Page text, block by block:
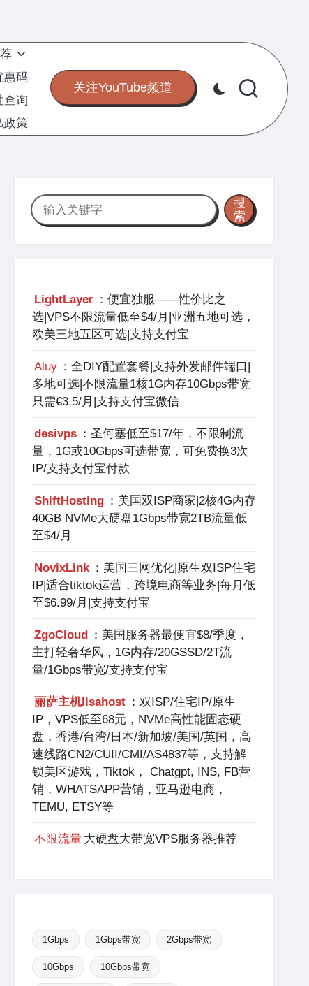
惠码
查询
政策
关注YouTube频道
搜
索
搜
索
LightLayer ：便宜独服——性价比之
选|VPS不限流量低至$4/月|亚洲五地可选，
欧美三地五区可选|支持支付宝
Aluy ：全DIY配置套餐|支持外发邮件端口|
多地可选|不限流量1核1G内存10Gbps带宽
只需€3.5/月|支持支付宝微信
desivps ：圣何塞低至$17/年，不限制流
量，1G或10Gbps可选带宽，可免费换3次
IP/支持支付宝付款
ShiftHosting ：美国双ISP商家|2核4G内存
40GB NVMe大硬盘1Gbps带宽2TB流量低
至$4/月
NovixLink ：美国三网优化|原生双ISP住宅
IP|适合tiktok运营，跨境电商等业务|每月低
至$6.99/月|支持支付宝
ZgoCloud ：美国服务器最便宜$8/季度，
主打轻奢华风，1G内存/20GSSD/2T流
量/1Gbps带宽/支持支付宝
丽萨主机lisahost ：双ISP/住宅IP/原生
IP，VPS低至68元，NVMe高性能固态硬
盘，香港/台湾/日本/新加坡/美国/英国，高
速线路CN2/CUII/CMI/AS4837等，支持解
锁美区游戏，Tiktok， Chatgpt, INS, FB营
销，WHATSAPP营销，亚马逊电商，
TEMU, ETSY等
不限流量 大硬盘大带宽VPS服务器推荐
1Gbps 1Gbps带宽 2Gbps带宽
10Gbps 10Gbps带宽